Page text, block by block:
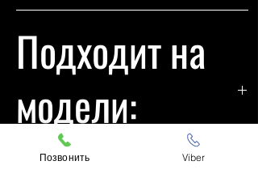
Подходит на
модели:
Audi Q5 16-20
Позвонить Viber